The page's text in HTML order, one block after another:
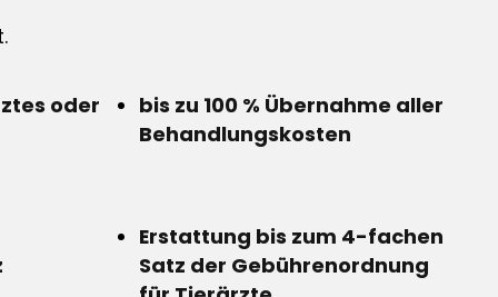
oder
bis zu 100 % Übernahme aller
Behandlungskosten
Erstattung bis zum 4-fachen
Satz der Gebührenordnung